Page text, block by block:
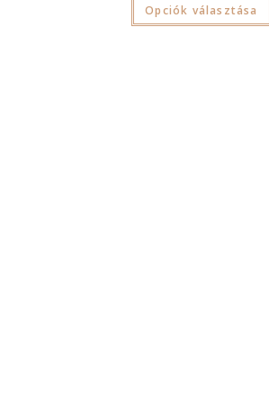
Opciók választása